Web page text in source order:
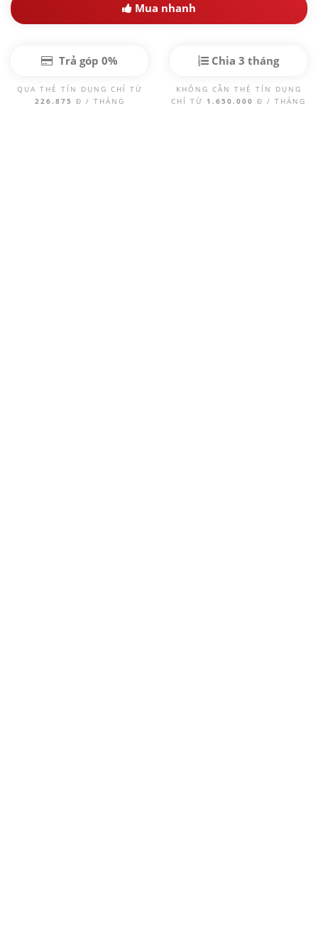
Mua nhanh
Trả góp 0%
QUA THẺ TÍN DỤNG CHỈ TỪ
226.875 Đ / THÁNG
Chia 3 tháng
KHÔNG CẦN THẺ TÍN DỤNG
CHỈ TỪ 1.650.000 Đ / THÁNG